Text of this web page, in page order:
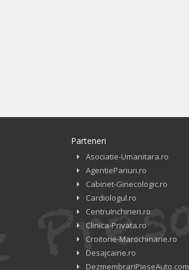
Parteneri
Asociatie-Umanitara.ro
AgentiePariuri.ro
Cabinet-Ginecologic.ro
Cardiologul.ro
CentruInchirieri.ro
Clinica-Privata.ro
Croitorie-Marochinarie.ro
Desajcaine.ro
DezmembrariPieseAuto.com